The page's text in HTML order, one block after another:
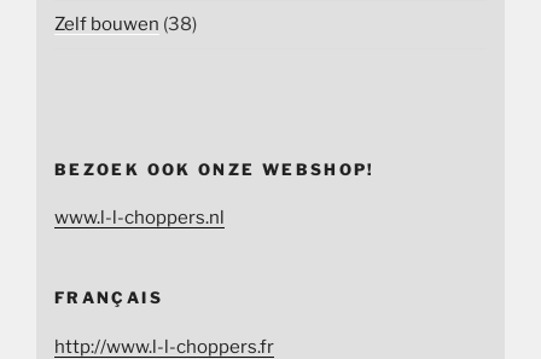
Zelf bouwen (38)
BEZOEK OOK ONZE WEBSHOP!
www.l-l-choppers.nl
FRANÇAIS
http://www.l-l-choppers.fr